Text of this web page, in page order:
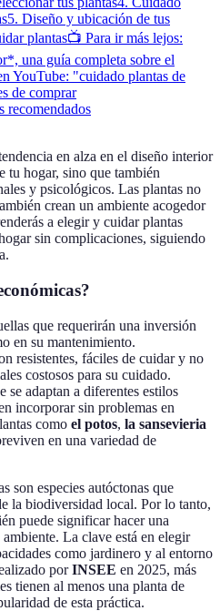
5. Diseño y ubicación de tus
plantas📺 Para ir más lejos:
una guía completa sobre el
YouTube: "cuidado plantas de
de comprar
recomendados
en alza en el diseño interior
tu hogar, sino que también
y psicológicos. Las plantas no
crean un ambiente acogedor
a elegir y cuidar plantas
sin complicaciones, siguiendo
que requerirán una inversión
en su mantenimiento.
resistentes, fáciles de cuidar y no
costosos para su cuidado.
se adaptan a diferentes estilos
incorporar sin problemas en
como el potos, la sansevieria
en una variedad de
son especies autóctonas que
la biodiversidad local. Por lo tanto,
puede significar hacer una
La clave está en elegir
como jardinero y al entorno
porINSEE en 2025, más
tienen al menos una planta de
de esta práctica.